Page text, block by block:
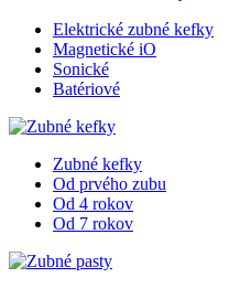
Elektrické zubné kefky
Magnetické iO
Sonické
Batériové
Zubné kefky
Od prvého zubu
Od 4 rokov
Od 7 rokov